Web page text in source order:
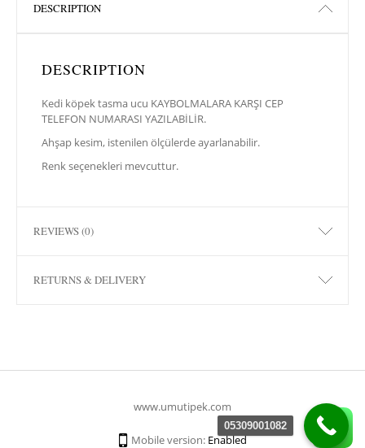
DESCRIPTION
DESCRIPTION
Kedi köpek tasma ucu KAYBOLMALARA KARŞI CEP
TELEFON NUMARASI YAZILABİLİR.
Ahşap kesim, istenilen ölçülerde ayarlanabilir.
Renk seçenekleri mevcuttur.
REVIEWS (0)
RETURNS & DELIVERY
www.umutipek.com
Mobile version: Enabled
05309001082